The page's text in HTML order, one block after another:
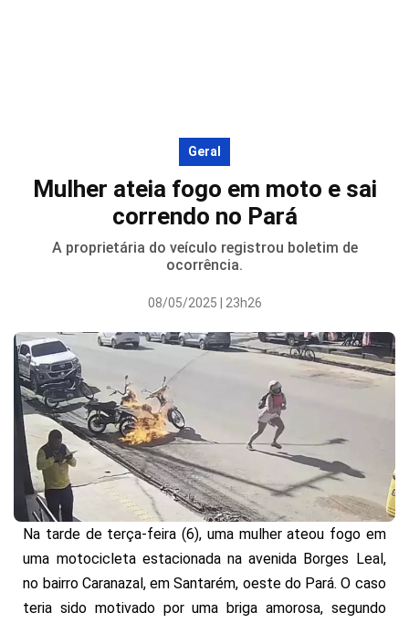
Geral
Mulher ateia fogo em moto e sai
correndo no Pará
A proprietária do veículo registrou boletim de
ocorrência.
08/05/2025 | 23h26
Na tarde de terça-feira (6), uma mulher ateou fogo em
uma motocicleta estacionada na avenida Borges Leal,
no bairro Caranazal, em Santarém, oeste do Pará. O caso
teria sido motivado por uma briga amorosa, segundo